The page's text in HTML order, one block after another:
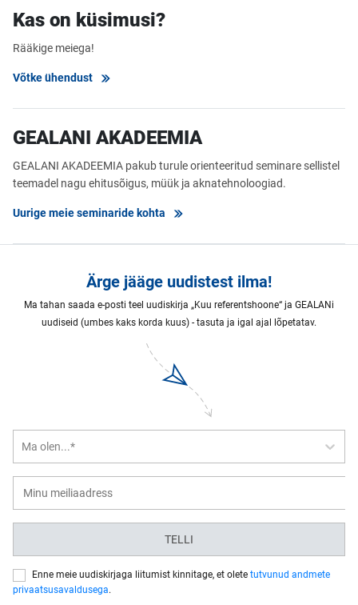
Kas on küsimusi?
Rääkige meiega!
Võtke ühendust
GEALANI AKADEEMIA
GEALANI AKADEEMIA pakub turule orienteeritud seminare sellistel
teemadel nagu ehitusõigus, müük ja aknatehnoloogiad.
Uurige meie seminaride kohta
Ärge jääge uudistest ilma!
Ma tahan saada e-posti teel uudiskirja „Kuu referentshoone“ ja GEALANi
uudiseid (umbes kaks korda kuus) - tasuta ja igal ajal lõpetatav.
Ma olen...*
TELLI
Enne meie uudiskirjaga liitumist kinnitage, et olete tutvunud andmete
privaatsusavaldusega.